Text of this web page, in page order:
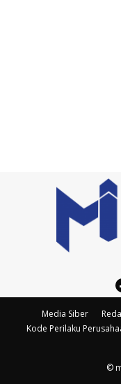
Media Siber
Kode Perilaku
©